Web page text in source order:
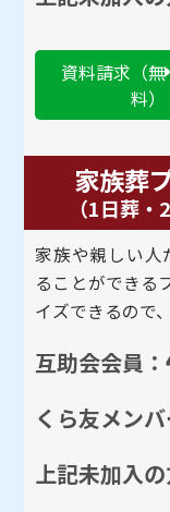
資料請求（無
料）
家族葬
（1⽇葬・
家族や親しい人
ることができる
イズできるので
互助会会員：
くら友メン
上記未加⼊の